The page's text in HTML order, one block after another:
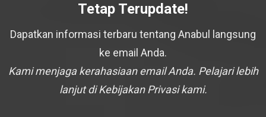
Tetap Terupdate!
Dapatkan informasi terbaru tentang Anabul langsung
ke email Anda.
Kami menjaga kerahasiaan email Anda. Pelajari lebih
lanjut di Kebijakan Privasi kami.